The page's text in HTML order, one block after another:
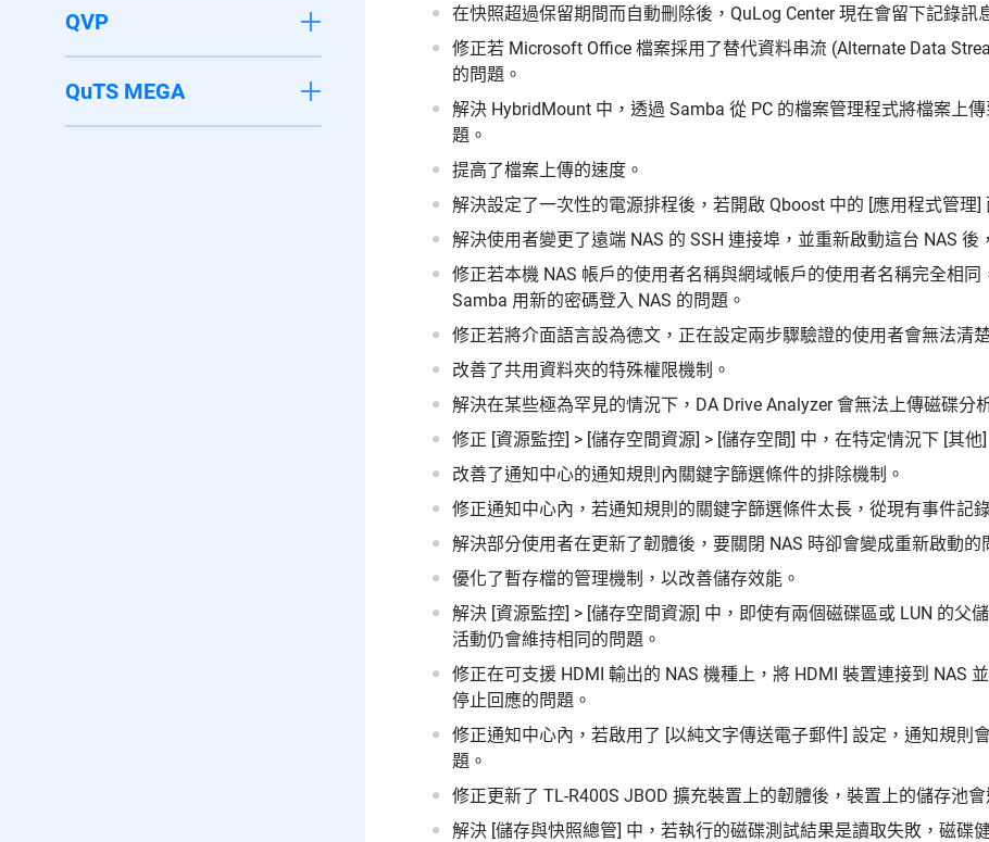
QVP
QuTS MEGA
在快照超過保留期間而自動刪除後，QuLog Center 現在會留下記錄訊
修正若 Microsoft Office 檔案採用了替代資料串流 (Alternate Data
的問題。
解決 HybridMount 中，透過 Samba 從 PC 的檔案管理程式將檔案上
題。
提高了檔案上傳的速度。
解決設定了一次性的電源排程後，若開啟 Qboost 中的 [應用程式管理
解決使用者變更了遠端 NAS 的 SSH 連接埠，並重新啟動這台 NAS 後
修正若本機 NAS 帳戶的使用者名稱與網域帳戶的使用者名稱完全相
Samba 用新的密碼登入 NAS 的問題。
修正若將介面語言設為德文，正在設定兩步驟驗證的使用者會無法清
改善了共用資料夾的特殊權限機制。
解決在某些極為罕見的情況下，DA Drive Analyzer 會無法上傳磁碟分
修正 [資源監控] > [儲存空間資源] > [儲存空間] 中，在特定情況下 [其
改善了通知中心的通知規則內關鍵字篩選條件的排除機制。
修正通知中心內，若通知規則的關鍵字篩選條件太長，從現有事件記
解決部分使用者在更新了韌體後，要關閉 NAS 時卻會變成重新啟動的
優化了暫存檔的管理機制，以改善儲存效能。
解決 [資源監控] > [儲存空間資源] 中，即使有兩個磁碟區或 LUN 的父
活動仍會維持相同的問題。
修正在可支援 HDMI 輸出的 NAS 機種上，將 HDMI 裝置連接到 NAS
停止回應的問題。
修正通知中心內，若啟用了 [以純文字傳送電子郵件] 設定，通知規則
題。
修正更新了 TL-R400S JBOD 擴充裝置上的韌體後，裝置上的儲存池
解決 [儲存與快照總管] 中，若執行的磁碟測試結果是讀取失敗，磁碟